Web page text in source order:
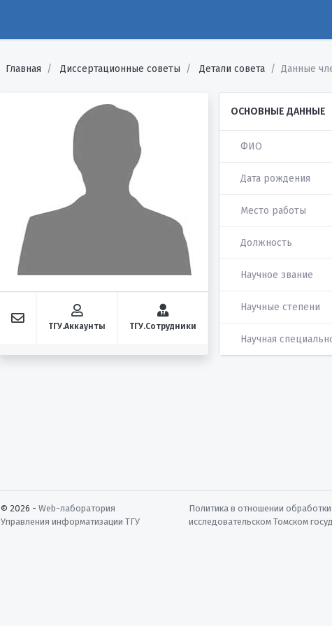
Главная Диссертационные советы Детали совета Данные
ТГУ.Аккаунты ТГУ.Сотрудники
ОСНОВНЫЕ ДАННЫЕ
ФИО
Дата рождения
Место работы
Должность
Научное звание
Научные степени
Научная
© 2026 - Web-лаборатория
Управления информатизации ТГУ
Политика в отношении
исследовательском Томском